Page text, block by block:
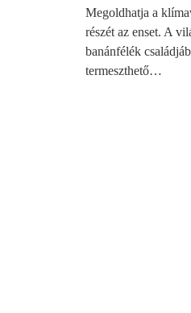
Megoldhatja a
részét az enset. A
banánfélék
termeszthető…